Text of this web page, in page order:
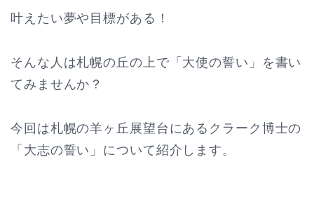
叶えたい夢や目標がある！
そんな人は札幌の丘の上で「大使の誓い」を書い
てみませんか？
今回は札幌の羊ヶ丘展望台にあるクラーク博士の
「大志の誓い」について紹介します。